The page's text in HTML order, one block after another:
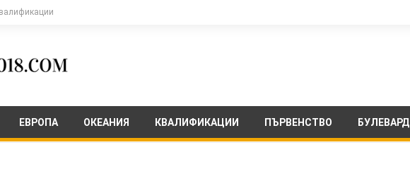
ЕВРОПА ОКЕАНИЯ КВАЛИФИКАЦИИ ПЪРВЕНСТВО БУЛЕВАРД